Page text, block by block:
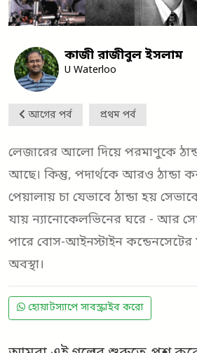
কাজী রাজীবুল ইসলাম
U Waterloo
আগের পর্ব প্রথম পর্ব
লেজারের আলো দিয়ে পরমাণুকে
আছে। কিন্তু, পদার্থকে আরও ঠান্ডা
পেয়ালায় চা যেভাবে ঠান্ডা হয়
যায় ন্যানোকেলভিনের ঘরে - আর
পারে বোস-আইনস্টাইন কন্ডেনসেটের
অবস্থা।
হোয়াটস্যাপে সাবস্ক্রাইব করো